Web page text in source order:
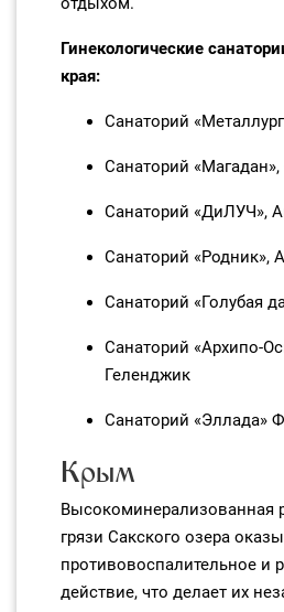
Гинекологические
края:
Санаторий
Санаторий
Санаторий «ДиЛУЧ»,
Санаторий «Родник»,
Санаторий «Голубая
Санаторий
Геленджик
Санаторий «Эллада»
Крым
Высокоминерализованная
грязи Сакского озера
противовоспалительное и
действие, что делает их